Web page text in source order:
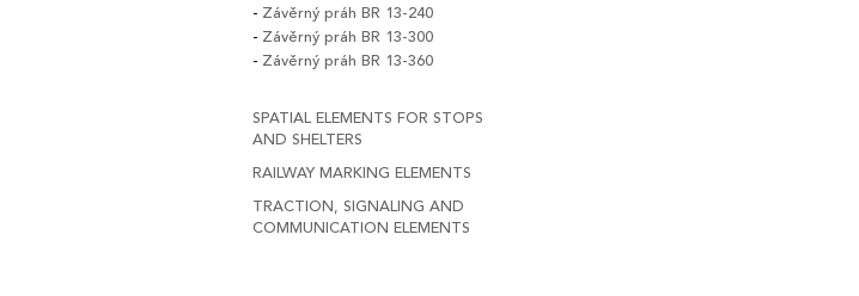
Závěrný práh BR 13-240
Závěrný práh BR 13-300
Závěrný práh BR 13-360
SPATIAL ELEMENTS FOR STOPS
AND SHELTERS
RAILWAY MARKING ELEMENTS
TRACTION, SIGNALING AND
COMMUNICATION ELEMENTS